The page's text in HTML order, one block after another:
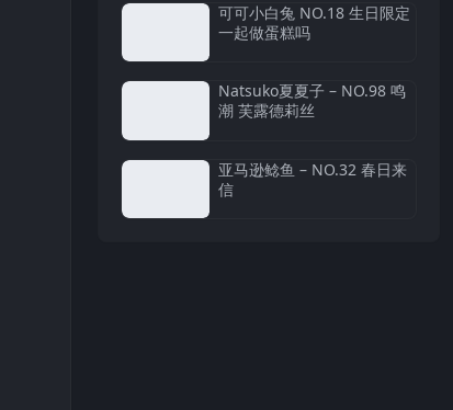
可可小白兔 NO.18 生日限定
一起做蛋糕吗
Natsuko夏夏子 – NO.98 鸣
潮 芙露德莉丝
亚马逊鲶鱼 – NO.32 春日来
信